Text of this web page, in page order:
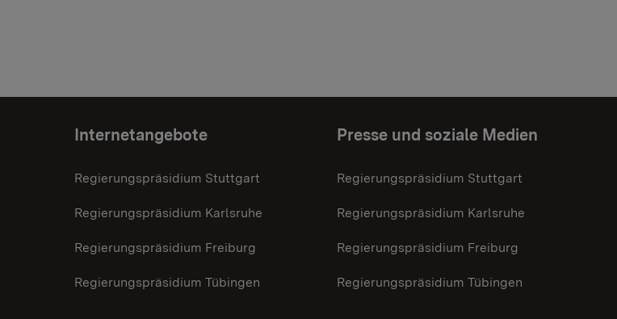
Internetangebote
Regierungspräsidium Stuttgart
Regierungspräsidium Karlsruhe
Regierungspräsidium Freiburg
Regierungspräsidium Tübingen
Presse und soziale Medien
Regierungspräsidium Stuttgart
Regierungspräsidium Karlsruhe
Regierungspräsidium Freiburg
Regierungspräsidium Tübingen